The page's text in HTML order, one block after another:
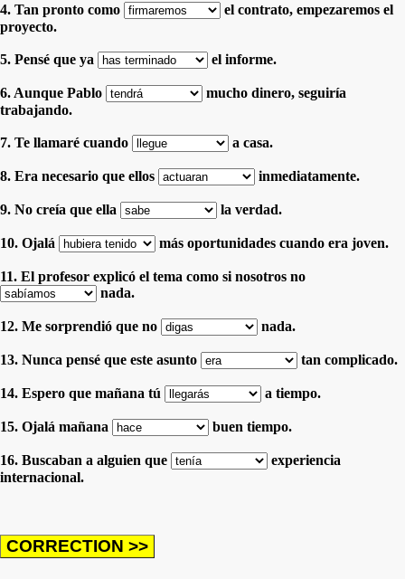
4. Tan pronto como
el contrato, empezaremos el
proyecto.
5. Pensé que ya el informe.
6. Aunque Pablo
mucho dinero, seguiría
trabajando.
7. Te llamaré cuando a casa.
8. Era necesario que ellos inmediatamente.
9. No creía que ella la verdad.
10. Ojalá más oportunidades cuando era joven.
11. El profesor explicó el tema como si nosotros no
nada.
12. Me sorprendió que no nada.
13. Nunca pensé que este asunto tan complicado.
14. Espero que mañana tú a tiempo.
15. Ojalá mañana buen tiempo.
16. Buscaban a alguien que
experiencia
internacional.